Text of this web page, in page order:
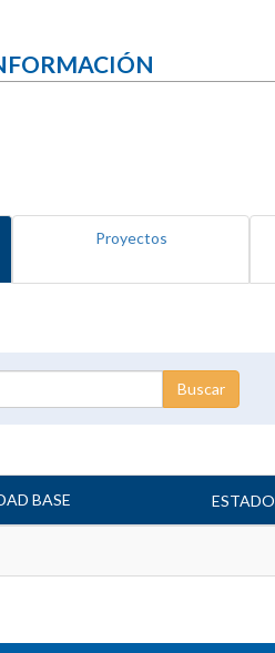
Proyectos
BASE ESTADO